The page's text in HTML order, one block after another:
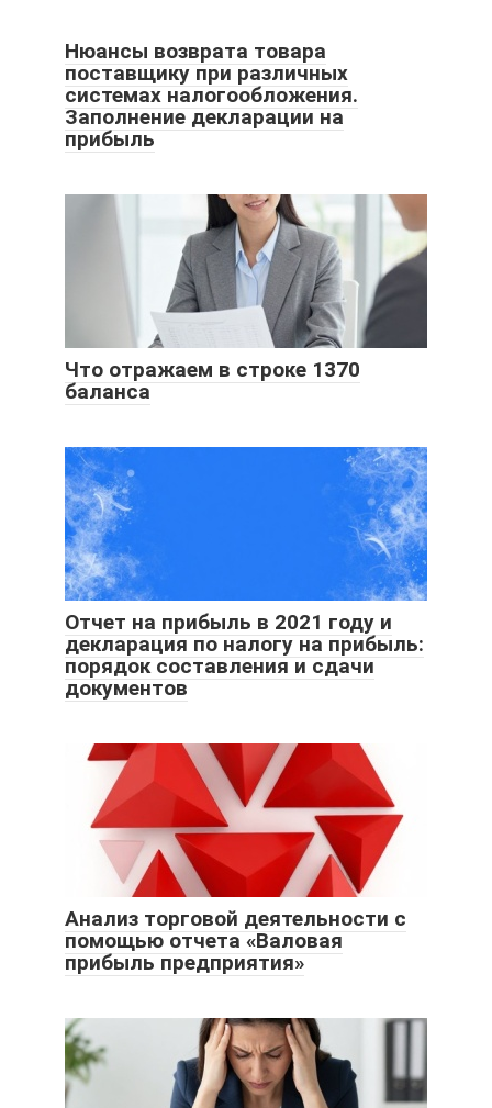
Нюансы возврата товара
поставщику при различных
системах налогообложения.
Заполнение декларации на
прибыль
Что отражаем в строке 1370
баланса
Отчет на прибыль в 2021 году и
декларация по налогу на прибыль:
порядок составления и сдачи
документов
Анализ торговой деятельности с
помощью отчета «Валовая
прибыль предприятия»